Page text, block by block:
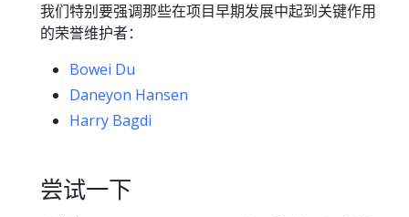
我们特别要强调那些在项目早期发展中起到关键作用
的荣誉维护者：
Bowei Du
Daneyon Hansen
Harry Bagdi
尝试一下